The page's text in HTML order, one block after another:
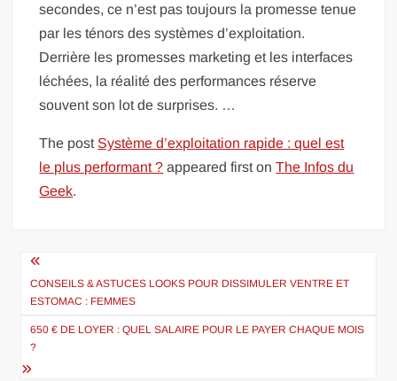
secondes, ce n’est pas toujours la promesse tenue
par les ténors des systèmes d’exploitation.
Derrière les promesses marketing et les interfaces
léchées, la réalité des performances réserve
souvent son lot de surprises. …
The post Système d’exploitation rapide : quel est
le plus performant ? appeared first onThe Infos du
Geek.
Navigation
de
l’article
CONSEILS & ASTUCES LOOKS POUR DISSIMULER VENTRE ET
ESTOMAC : FEMMES
650 € DE LOYER : QUEL SALAIRE POUR LE PAYER CHAQUE MOIS
?